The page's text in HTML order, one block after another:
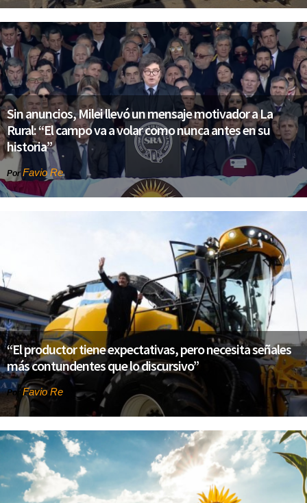
Sin anuncios, Milei llevó un mensaje motivador a La
Rural: “El campo va a volar como nunca antes en su
historia”
Por Favio Re
“El productor tiene expectativas, pero necesita señales
más contundentes que lo discursivo”
Por Favio Re